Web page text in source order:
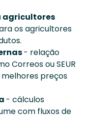
os agricultores
- relação
Correos ou SEUR
preços
- cálculos
com fluxos de